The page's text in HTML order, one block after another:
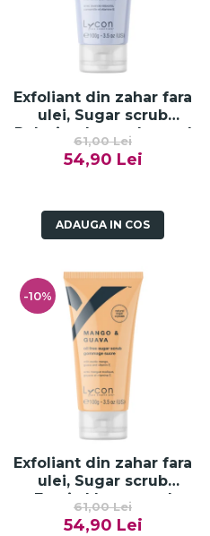
Exfoliant din zahar fara
ulei, Sugar scrub
Relaxing Lavander and
Chamomile - 100g
61,00 Lei
54,90 Lei
ADAUGA IN COS
-10%
Exfoliant din zahar fara
ulei, Sugar scrub
Exotic Mango and
Guava - 100g
61,00 Lei
54,90 Lei